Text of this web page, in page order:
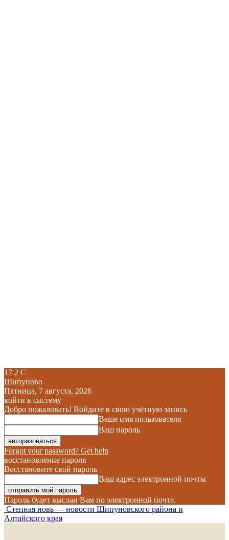
17.2 C
Шипуново
Пятница, 7 августа, 2026
войти в систему
Добро пожаловать! Войдите в свою учётную запись
Ваше имя пользователя
Ваш пароль
Forgot your password? Get help
восстановление пароля
Восстановите свой пароль
Ваш адрес электронной почты
Пароль будет выслан Вам по электронной почте.
Степная новь — новости Шипуновского района и
Алтайского края